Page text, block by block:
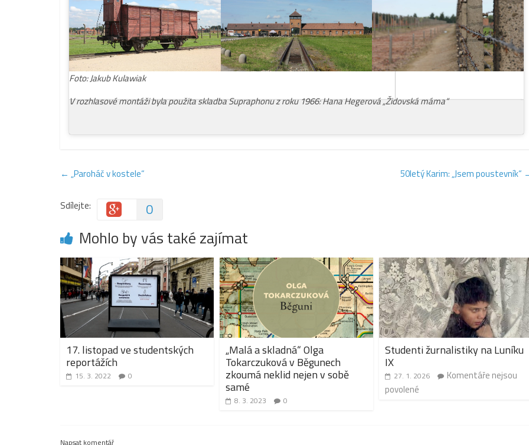
Foto: Jakub Kulawiak
V rozhlasové montáži byla použita skladba Supraphonu z roku 1966: Hana Hegerová „Židovská máma“
← „Paroháč v kostele“ 50letý Karim: „Jsem poustevník“
Sdílejte: 0
Mohlo by vás také zajímat
17. listopad ve studentských
reportážích
15. 3. 2022 0
„Malá a skladná“ Olga
Tokarczuková v Běgunech
zkoumá neklid nejen v sobě
samé
8. 3. 2023 0
Studenti žurnalistiky na Luníku
IX
27. 1. 2026
Komentáře nejsou
povolené
Napsat komentář